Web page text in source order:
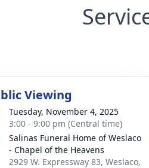
Viewing
Tuesday, November 4, 2025
3:00 - 9:00 pm (Central time)
Salinas Funeral Home of Weslaco
- Chapel of the Heavens
2929 W. Expressway 83, Weslaco,